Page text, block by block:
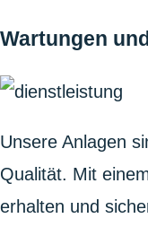
Wartungen
Unsere Anlagen
Qualität. Mit
erhalten und